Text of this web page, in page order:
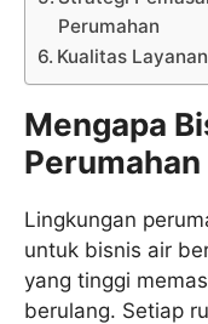
Perumahan
Kualitas
Mengapa
Lingkungan
untuk bisnis air
yang tinggi
berulang. Setiap